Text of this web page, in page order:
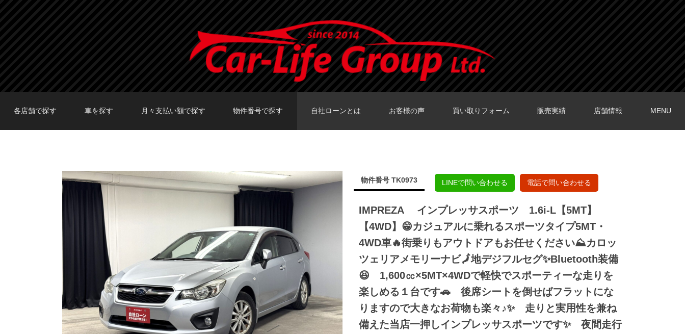
各店舗で探す 車を探す 月々支払い額で探す 物件番号で探す 自社ローンとは お客様の声 買い取りフォーム 販売実績 店舗情報 MENU
物件番号 TK0973 LINEで問い合わせる 電話で問い合わせる
IMPREZA インプレッサスポーツ 1.6i-L【5MT】
【4WD】😁カジュアルに乗れるスポーツタイプ5MT・
4WD車🔥街乗りもアウトドアもお任せください⛰️カロッ
ツェリアメモリーナビ🗾地デジフルセグ✨Bluetooth装備
😆 1,600㏄×5MT×4WDで軽快でスポーティーな走りを
楽しめる１台です🚗 後席シートを倒せばフラットにな
りますので大きなお荷物も楽々♪✨ 走りと実用性を兼ね
備えた当店一押しインプレッサスポーツです✨ 夜間走行